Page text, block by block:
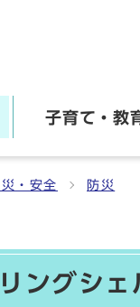
子育て・教
災・安全 防災
ングシ